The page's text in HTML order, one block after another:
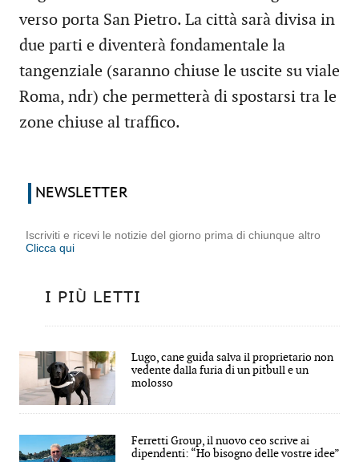
verso porta San Pietro. La città sarà divisa in
due parti e diventerà fondamentale la
tangenziale (saranno chiuse le uscite su viale
Roma, ndr) che permetterà di spostarsi tra le
zone chiuse al traffico.
NEWSLETTER
Iscriviti e ricevi le notizie del giorno prima di chiunque altro
Clicca qui
I PIÙ LETTI
Lugo, cane guida salva il proprietario non
vedente dalla furia di un pitbull e un
molosso
Ferretti Group, il nuovo ceo scrive ai
dipendenti: “Ho bisogno delle vostre idee”